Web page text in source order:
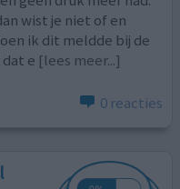
wist je niet of en
ik dit meldde bij de
e [lees meer...]
0 reacties